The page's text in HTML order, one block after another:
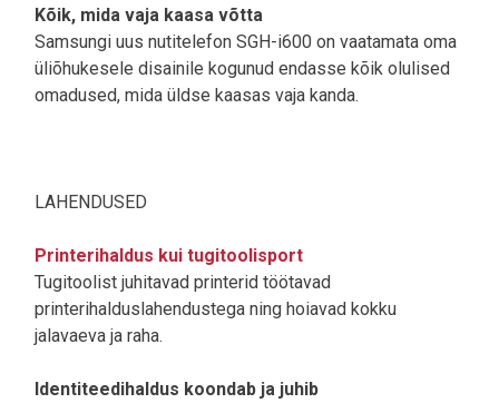
Kõik, mida vaja kaasa võtta
Samsungi uus nutitelefon SGH-i600 on vaatamata oma
üliõhukesele disainile kogunud endasse kõik olulised
omadused, mida üldse kaasas vaja kanda.
LAHENDUSED
Printerihaldus kui tugitoolisport
Tugitoolist juhitavad printerid töötavad
printerihalduslahendustega ning hoiavad kokku
jalavaeva ja raha.
Identiteedihaldus koondab ja juhib